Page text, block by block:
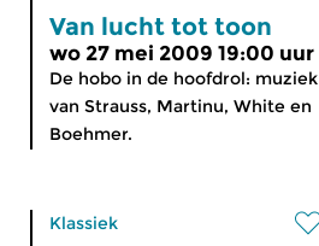
Van lucht tot toon
wo 27 mei 2009 19:00 uur
De hobo in de hoofdrol: muziek
van Strauss, Martinu, White en
Boehmer.
Klassiek